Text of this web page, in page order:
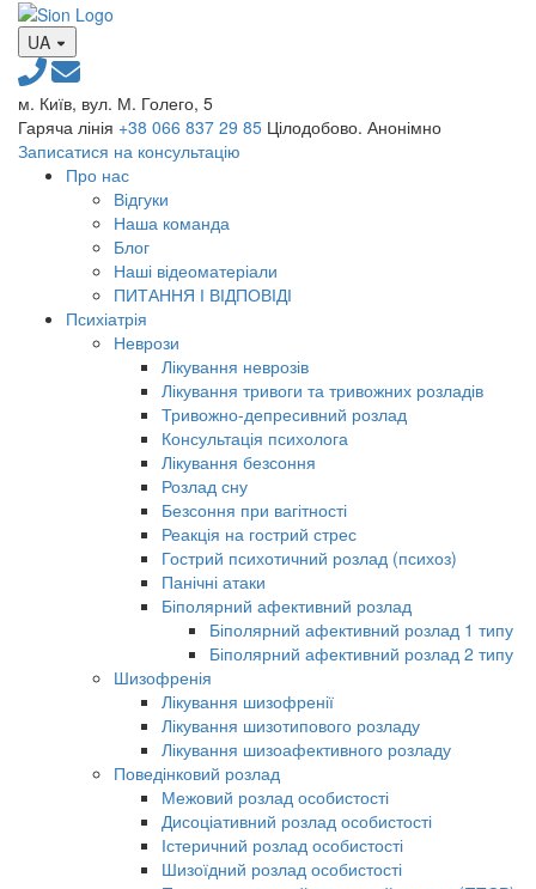
UA
м. Київ, вул. М. Голего, 5
Гаряча лінія +38 066 837 29 85 Цілодобово. Анонімно
Записатися на консультацію
Про нас
Відгуки
Наша команда
Блог
Наші відеоматеріали
ПИТАННЯ І ВІДПОВІДІ
Психіатрія
Неврози
Лікування неврозів
Лікування тривоги та тривожних розладів
Тривожно-депресивний розлад
Консультація психолога
Лікування безсоння
Розлад сну
Безсоння при вагітності
Реакція на гострий стрес
Гострий психотичний розлад (психоз)
Панічні атаки
Біполярний афективний розлад
Біполярний афективний розлад 1 типу
Біполярний афективний розлад 2 типу
Шизофренія
Лікування шизофренії
Лікування шизотипового розладу
Лікування шизоафективного розладу
Поведінковий розлад
Межовий розлад особистості
Дисоціативний розлад особистості
Істеричний розлад особистості
Шизоїдний розлад особистості